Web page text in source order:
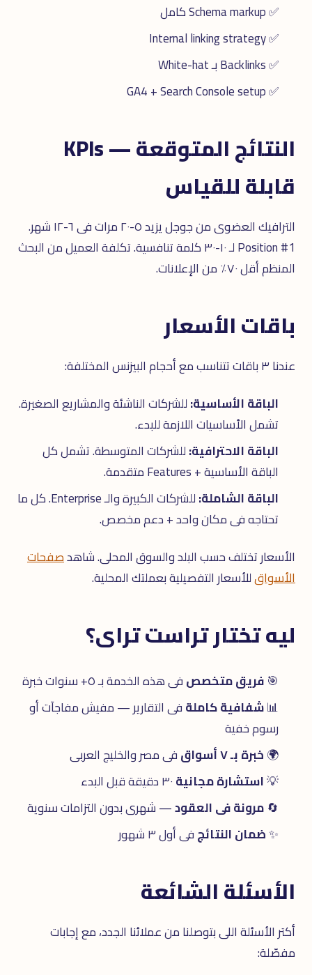
✅ Schema markup كامل
✅ Internal linking strategy
✅ Backlinks بـ White-hat
✅ GA4 + Search Console setup
النتائج المتوقعة — KPIs
قابلة للقياس
الترافيك العضوى من جوجل يزيد ٥-٢٠ مرات فى ٦-١٢ شهر.
Position #1 لـ ١٠-٣٠ كلمة تنافسية. تكلفة العميل من البحث
المنظم أقل ٧٠٪ من الإعلانات.
باقات الأسعار
عندنا ٣ باقات تتناسب مع أحجام البيزنس المختلفة:
الباقة الأساسية:للشركات الناشئة والمشاريع الصغيرة.
تشمل الأساسيات اللازمة للبدء.
الباقة الاحترافية:للشركات المتوسطة. تشمل كل
الباقة الأساسية + Features متقدمة.
الباقة الشاملة:
للشركات الكبيرة والـ Enterprise. كل ما
تحتاجه فى مكان واحد + دعم مخصص.
الأسعار تختلف حسب البلد والسوق المحلى. شاهدصفحات
الأسواقللأسعار التفصيلية بعملتك المحلية.
ليه تختار تراست تراى؟
🎯فريق متخصصفى هذه الخدمة بـ ٥+ سنوات خبرة
📊شفافية كاملةفى التقارير — مفيش مفاجآت أو
رسوم خفية
🌍خبرة بـ ٧ أسواق
فى مصر والخليج العربى
💡استشارة مجانية
🔄مرونة فى العقود— شهرى بدون التزامات سنوية
✨ضمان النتائجفى أول ٣ شهور
الأسئلة الشائعة
أكتر الأسئلة اللى بتوصلنا من عملائنا الجدد، مع إجابات
مفصّلة: